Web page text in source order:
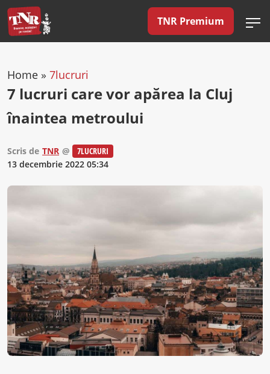
TNR Premium
Home » 7lucruri
7 lucruri care vor apărea la Cluj
înaintea metroului
Scris de TNR @
7LUCRURI
13 decembrie 2022 05:34